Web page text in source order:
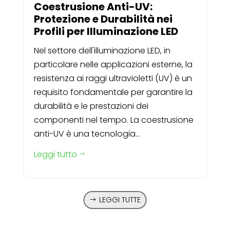
Coestrusione Anti-UV:
Protezione e Durabilità nei
Profili per Illuminazione LED
Nel settore dell'illuminazione LED, in
particolare nelle applicazioni esterne, la
resistenza ai raggi ultravioletti (UV) è un
requisito fondamentale per garantire la
durabilità e le prestazioni dei
componenti nel tempo. La coestrusione
anti-UV è una tecnologia...
Leggi tutto $
LEGGI TUTTE